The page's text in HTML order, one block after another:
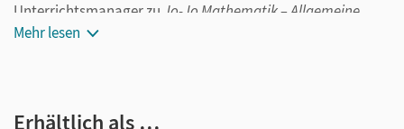
Unterrichtsmanager zu Jo-Jo Mathematik – Allgemeine
Ausgabe 2026
Mehr lesen
Erhältlich als …